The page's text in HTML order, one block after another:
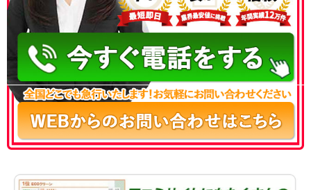
050-3186-4780